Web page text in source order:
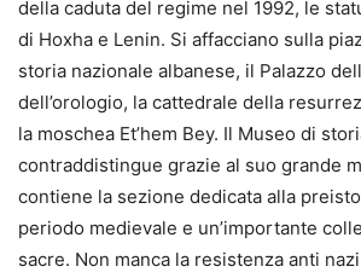
della caduta del regime nel 1992, le
di Hoxha e Lenin. Si affacciano sulla
storia nazionale albanese, il Palazzo
dell’orologio, la cattedrale della
la moschea Et’hem Bey. Il Museo di
contraddistingue grazie al suo grande
contiene la sezione dedicata alla
periodo medievale e un’importante
sacre. Non manca la resistenza anti